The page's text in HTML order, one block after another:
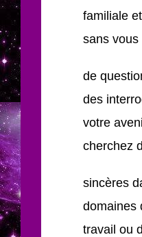
familiale
sans vous
de
des
votre
cherchez
sincères
domaines
travail ou